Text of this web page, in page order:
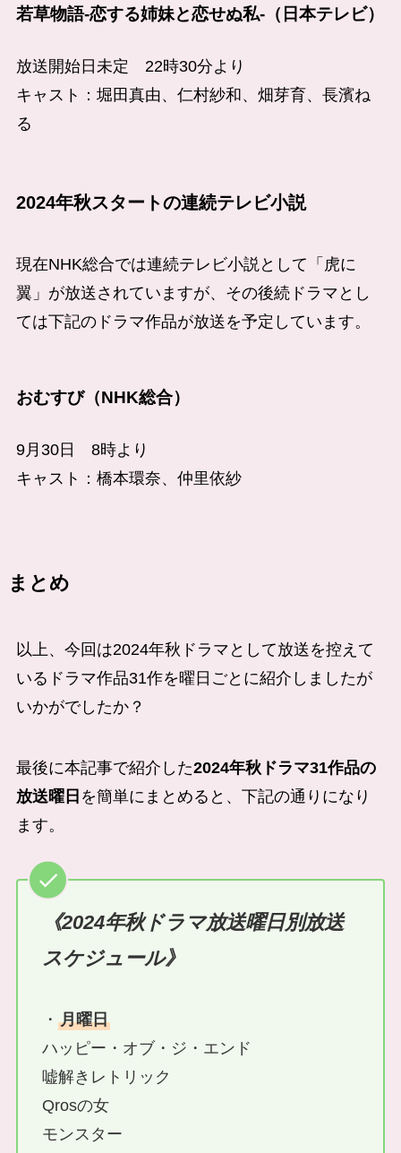
若草物語-恋する姉妹と恋せぬ私-（日本テレビ）
放送開始日未定 22時30分より
キャスト：堀田真由、仁村紗和、畑芽育、長濱ね
る
2024年秋スタートの連続テレビ小説
現在NHK総合では連続テレビ小説として「虎に
翼」が放送されていますが、その後続ドラマとし
ては下記のドラマ作品が放送を予定しています。
おむすび（NHK総合）
9月30日 8時より
キャスト：橋本環奈、仲里依紗
まとめ
以上、今回は2024年秋ドラマとして放送を控えて
いるドラマ作品31作を曜日ごとに紹介しましたが
いかがでしたか？
最後に本記事で紹介した2024年秋ドラマ31作品の
放送曜日 を簡単にまとめると、下記の通りになり
ます。
《2024年秋ドラマ放送曜日別放送
スケジュール》
・ 月曜日
ハッピー・オブ・ジ・エンド
嘘解きレトリック
Qrosの女
モンスター